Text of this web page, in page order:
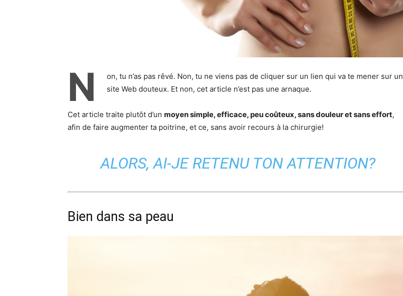
N
on, tu n’as pas rêvé. Non, tu ne viens pas de cliquer sur un lien qui va te mener sur un
site Web douteux. Et non, cet article n’est pas une arnaque.
Cet article traite plutôt d’un moyen simple, efficace, peu coûteux, sans douleur et sans effort,
afin de faire augmenter ta poitrine, et ce, sans avoir recours à la chirurgie!
ALORS, AI-JE RETENU TON ATTENTION?
Bien dans sa peau